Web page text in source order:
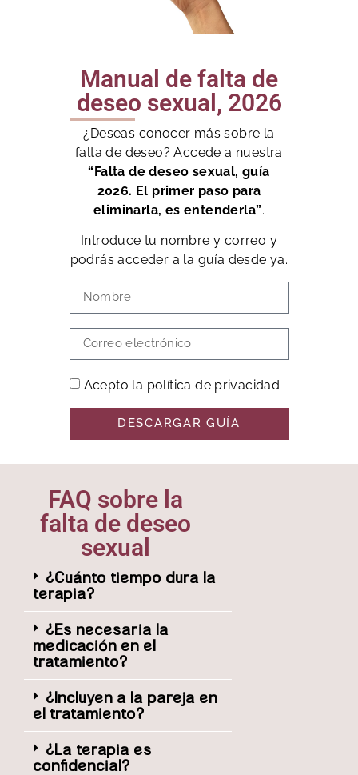
Manual de falta de
deseo sexual, 2026
¿Deseas conocer más sobre la
falta de deseo? Accede a nuestra
“Falta de deseo sexual, guía
2026. El primer paso para
eliminarla, es entenderla”.
Introduce tu nombre y correo y
podrás acceder a la guía desde ya.
Acepto la política de privacidad
DESCARGAR GUÍA
FAQ sobre la
falta de deseo
sexual
¿Cuánto tiempo dura la
terapia?
¿Es necesaria la
medicación en el
tratamiento?
¿Incluyen a la pareja en
el tratamiento?
¿La terapia es
confidencial?